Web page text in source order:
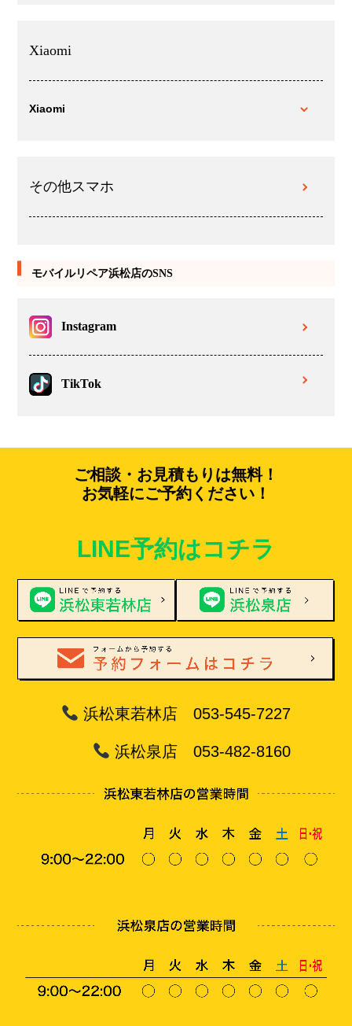
Xiaomi
Xiaomi
その他スマホ
モバイルリペア浜松店のSNS
Instagram
TikTok
ご相談・お見積もりは無料！
お気軽にご予約ください！
LINE予約はコチラ
浜松東若林店 053-545-7227
浜松泉店 053-482-8160